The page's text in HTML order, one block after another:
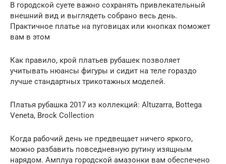
В городской суете важно сохранять привлекательный
внешний вид и выглядеть собрано весь день.
Практичное платье на пуговицах или кнопках поможет
вам в этом
Как правило, крой платьев рубашек позволяет
учитывать нюансы фигуры и сидит на теле гораздо
лучше стандартных трикотажных моделей.
Платья рубашка 2017 из коллекций: Altuzarra, Bottega
Veneta, Brock Collection
Когда рабочий день не предвещает ничего яркого,
можно разбавить повседневную рутину изящным
нарядом. Амплуа городской амазонки вам обеспечено